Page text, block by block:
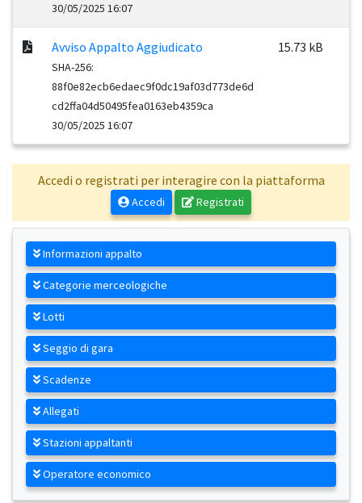
30/05/2025 16:07
Avviso Appalto Aggiudicato
SHA-256:
88f0e82ecb6edaec9f0dc19af03d773de6d
cd2ffa04d50495fea0163eb4359ca
30/05/2025 16:07
15.73 kB
Accedi o registrati per interagire con la piattaforma
Accedi Registrati
Informazioni appalto
Categorie merceologiche
Lotti
Seggio di gara
Scadenze
Allegati
Stazioni appaltanti
Operatore economico